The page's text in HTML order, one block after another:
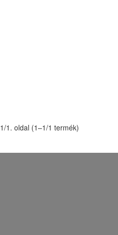
1/1. oldal (1–1/1 termék)